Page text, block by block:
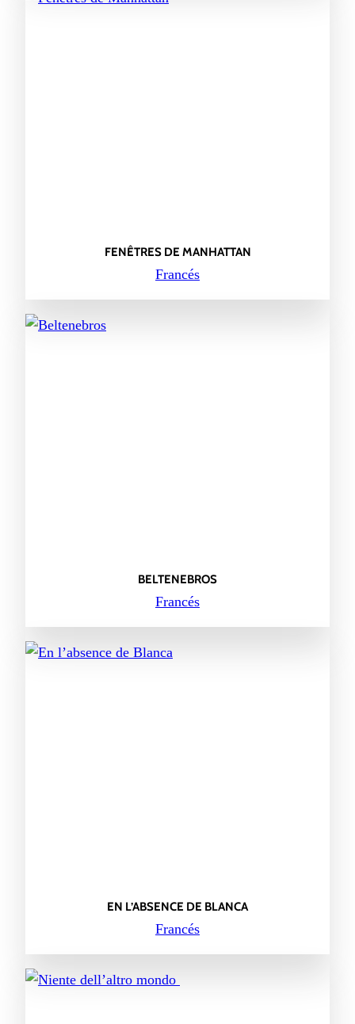
FENÊTRES DE MANHATTAN
Francés
BELTENEBROS
Francés
EN L’ABSENCE DE BLANCA
Francés